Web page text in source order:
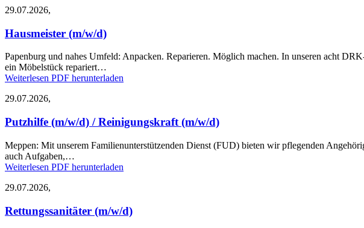
29.07.2026,
Hausmeister (m/w/d)
Papenburg und nahes Umfeld: Anpacken. Reparieren. Möglich machen. In unseren acht
ein Möbelstück repariert…
Weiterlesen PDF herunterladen
29.07.2026,
Putzhilfe (m/w/d) / Reinigungskraft (m/w/d)
Meppen: Mit unserem Familienunterstützenden Dienst (FUD) bieten wir pflegenden
auch Aufgaben,…
Weiterlesen PDF herunterladen
29.07.2026,
Rettungssanitäter (m/w/d)